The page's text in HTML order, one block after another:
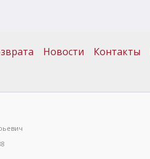
Новости Контакты